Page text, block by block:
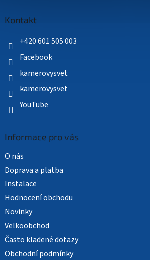
Kontakt
+420 601 505 003
Facebook
kamerovysvet
kamerovysvet
YouTube
Informace pro vás
O nás
Doprava a platba
Instalace
Hodnocení obchodu
Novinky
Velkoobchod
Často kladené dotazy
Obchodní podmínky